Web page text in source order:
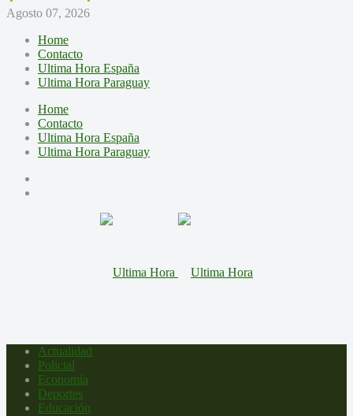
Agosto 07, 2026
Home
Contacto
Ultima Hora España
Ultima Hora Paraguay
Home
Contacto
Ultima Hora España
Ultima Hora Paraguay
Actualidad
Policial
Economía
Deportes
Educación